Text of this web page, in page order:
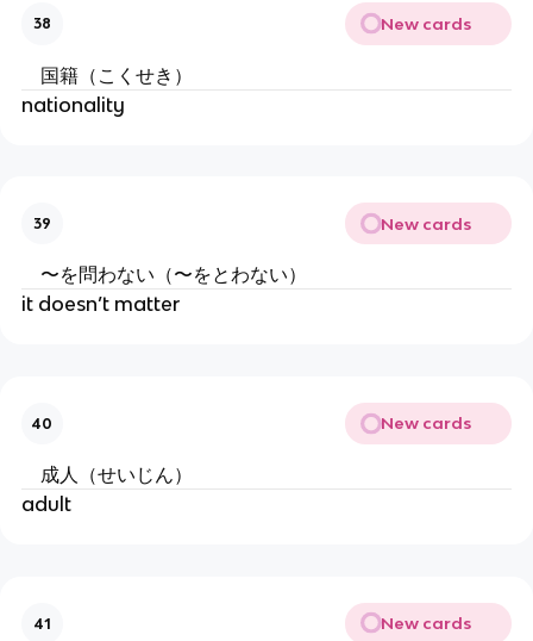
38 New cards
国籍（こくせき）
nationality
39 New cards
〜を問わない（〜をとわない）
it doesn’t matter
40 New cards
成人（せいじん）
adult
41 New cards